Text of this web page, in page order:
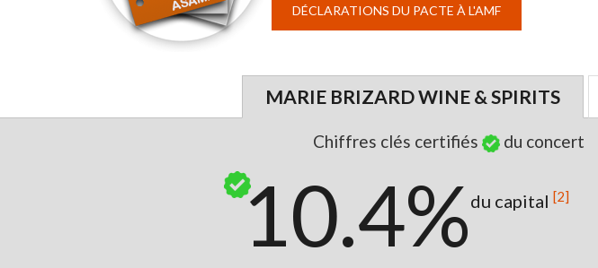
DÉCLARATIONS DU PACTE À L'AMF
MARIE BRIZARD WINE & SPIRITS
Chiffres clés certifiés du concert
10.4%du capital [2]